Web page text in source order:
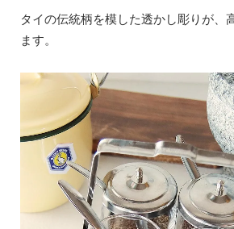
タイの伝統柄を模した透かし彫りが、
ます。